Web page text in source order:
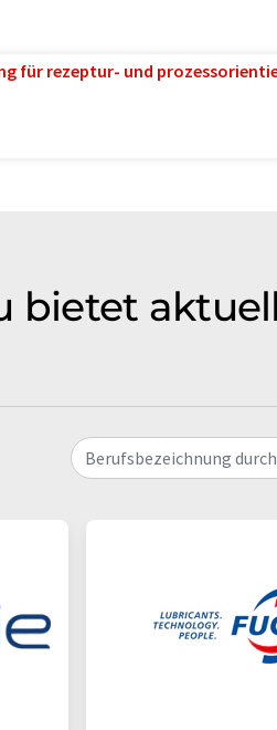
für rezeptur- und
bietet
Berufsbezeichnung